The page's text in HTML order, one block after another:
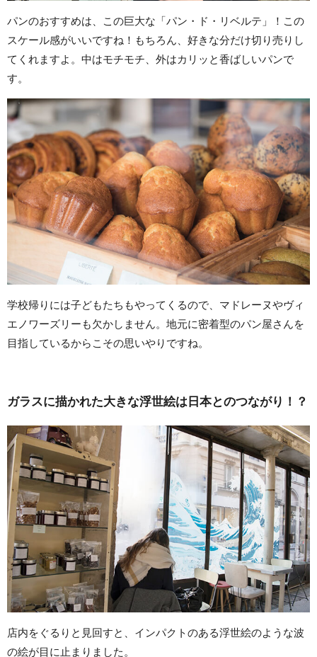
パンのおすすめは、この巨大な「パン・ド・リベルテ」！この
スケール感がいいですね！もちろん、好きな分だけ切り売りし
てくれますよ。中はモチモチ、外はカリッと香ばしいパンで
す。
学校帰りには子どもたちもやってくるので、マドレーヌやヴィ
エノワーズリーも欠かしません。地元に密着型のパン屋さんを
目指しているからこその思いやりですね。
ガラスに描かれた大きな浮世絵は日本とのつながり！？
店内をぐるりと見回すと、インパクトのある浮世絵のような波
の絵が目に止まりました。